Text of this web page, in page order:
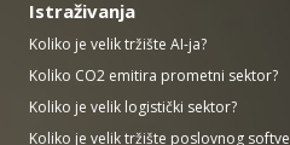
Istraživanja
Koliko je velik tržište AI-ja?
Koliko CO2 emitira prometni sektor?
Koliko je velik logistički sektor?
Koliko je velik tržište poslovnog